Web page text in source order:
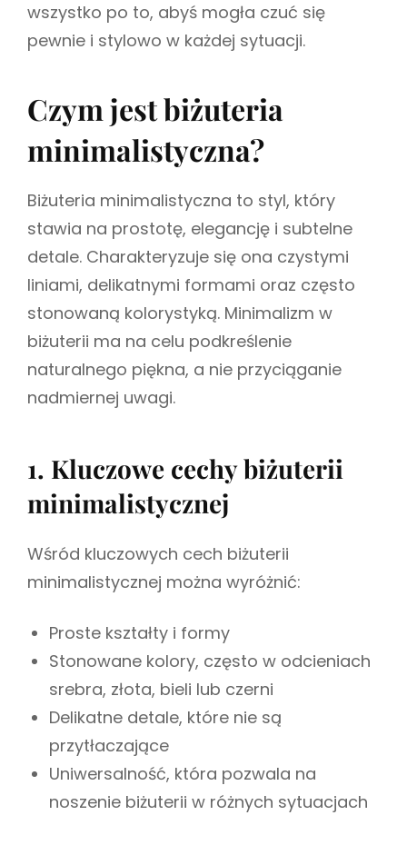
wszystko po to, abyś mogła czuć się
pewnie i stylowo w każdej sytuacji.
Czym jest biżuteria
minimalistyczna?
Biżuteria minimalistyczna to styl, który
stawia na prostotę, elegancję i subtelne
detale. Charakteryzuje się ona czystymi
liniami, delikatnymi formami oraz często
stonowaną kolorystyką. Minimalizm w
biżuterii ma na celu podkreślenie
naturalnego piękna, a nie przyciąganie
nadmiernej uwagi.
1. Kluczowe cechy biżuterii
minimalistycznej
Wśród kluczowych cech biżuterii
minimalistycznej można wyróżnić:
Proste kształty i formy
Stonowane kolory, często w odcieniach
srebra, złota, bieli lub czerni
Delikatne detale, które nie są
przytłaczające
Uniwersalność, która pozwala na
noszenie biżuterii w różnych sytuacjach